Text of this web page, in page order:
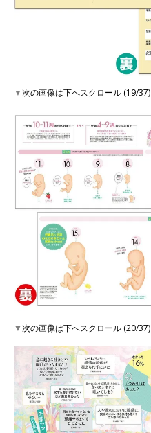
▼次の画像は下へスクロール (19/37)
▼次の画像は下へスクロール (20/37)